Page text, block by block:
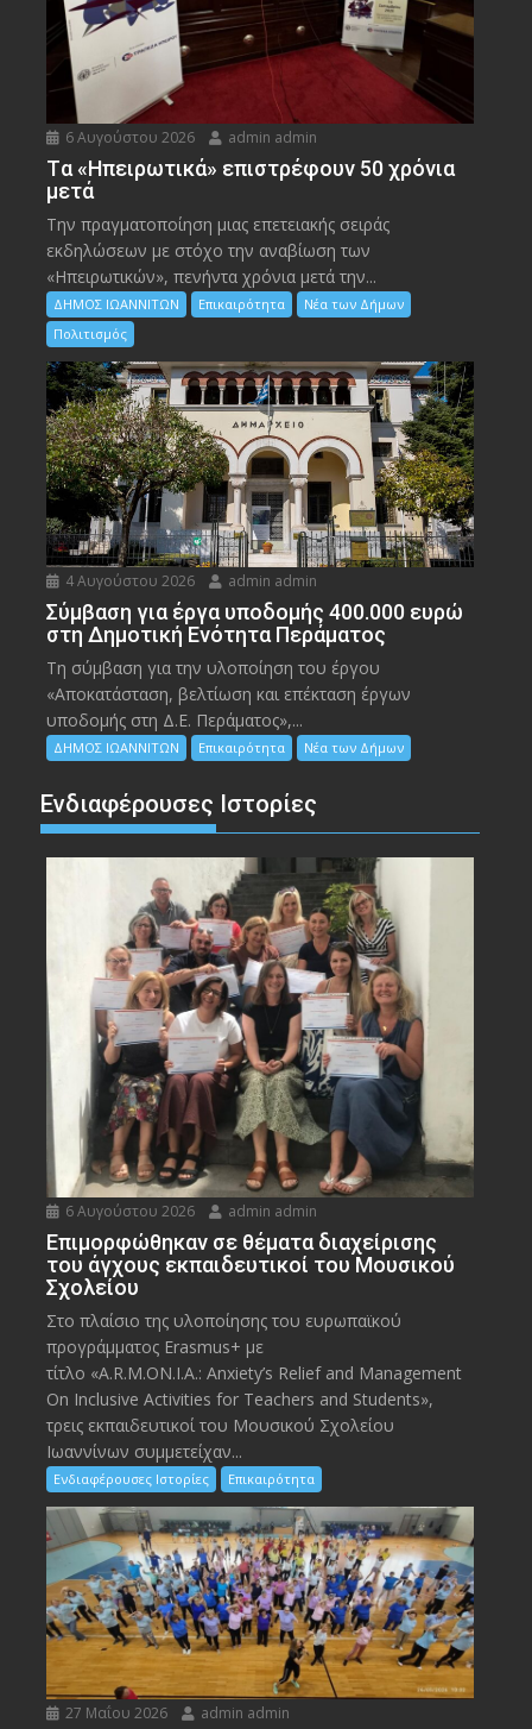
6 Αυγούστου 2026 admin admin
Tα «Ηπειρωτικά» επιστρέφουν 50 χρόνια
μετά
Την πραγματοποίηση μιας επετειακής σειράς
εκδηλώσεων με στόχο την αναβίωση των
«Ηπειρωτικών», πενήντα χρόνια μετά την...
ΔΗΜΟΣ ΙΩΑΝΝΙΤΩΝ Επικαιρότητα
Νέα των Δήμων
Πολιτισμός
4 Αυγούστου 2026 admin admin
Σύμβαση για έργα υποδομής 400.000 ευρώ
στη Δημοτική Ενότητα Περάματος
Τη σύμβαση για την υλοποίηση του έργου
«Αποκατάσταση, βελτίωση και επέκταση έργων
υποδομής στη Δ.Ε. Περάματος»,...
ΔΗΜΟΣ ΙΩΑΝΝΙΤΩΝ Επικαιρότητα Νέα των Δήμων
Ενδιαφέρουσες Ιστορίες
6 Αυγούστου 2026 admin admin
Eπιμορφώθηκαν σε θέματα διαχείρισης
του άγχους εκπαιδευτικοί του Μουσικού
Σχολείου
Στο πλαίσιο της υλοποίησης του ευρωπαϊκού
προγράμματος Erasmus+ με
τίτλο «A.R.M.ON.I.A.: Anxiety’s Relief and Management
On Inclusive Activities for Teachers and Students»,
τρεις εκπαιδευτικοί του Μουσικού Σχολείου
Ιωαννίνων συμμετείχαν...
Ενδιαφέρουσες Ιστορίες Επικαιρότητα
27 Μαΐου 2026 admin admin